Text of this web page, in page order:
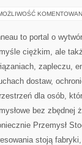
to portal o
ciężkim, ale
zapleczu,
dostaw,
dla osób,
bez zbędnej
Przemysł
stoją